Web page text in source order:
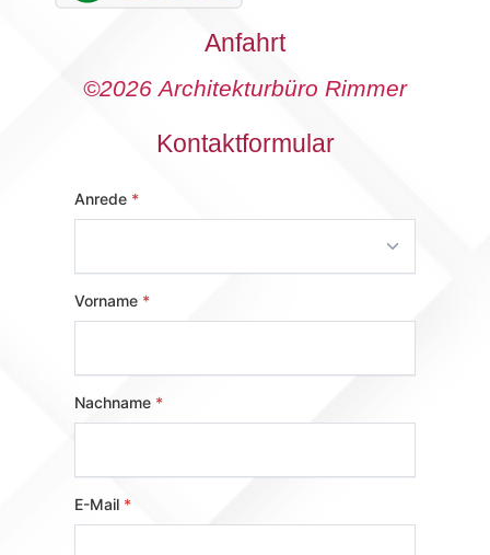
Anfahrt
©2026 Architekturbüro Rimmer
Kontaktformular